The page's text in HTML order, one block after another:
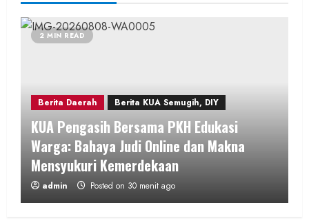
2 MIN READ
Berita Daerah Berita KUA Semugih, DIY
KUA Pengasih Bersama PKH Edukasi
Warga: Bahaya Judi Online dan Makna
Mensyukuri Kemerdekaan
admin Posted on 30 menit ago